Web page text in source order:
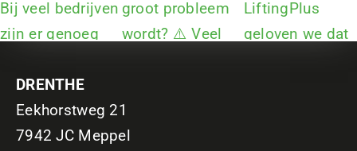
DRENTHE
Eekhorstweg 21
7942 JC Meppel